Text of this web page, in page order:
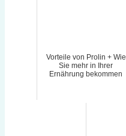
Vorteile von Prolin + Wie
Sie mehr in Ihrer
Ernährung bekommen